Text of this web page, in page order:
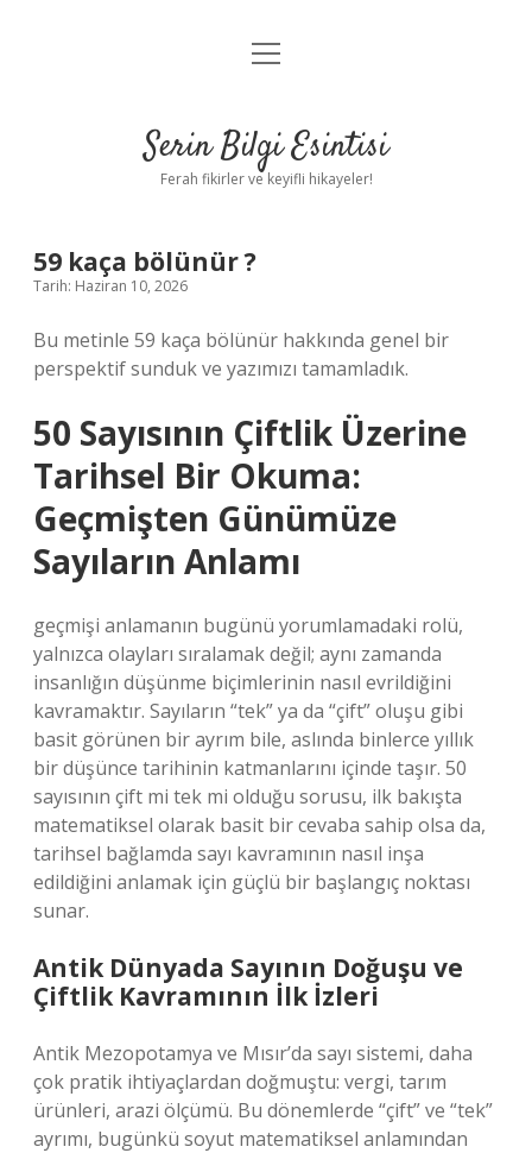
Anasayfa
Yasal Uyarı
menüyü
Serin Bilgi Esintisi
Ferah fikirler ve keyifli hikayeler!
59 kaça bölünür ?
Tarih: Haziran 10, 2026
Bu metinle 59 kaça bölünür hakkında genel bir
perspektif sunduk ve yazımızı tamamladık.
50 Sayısının Çiftlik Üzerine
Tarihsel Bir Okuma:
Geçmişten Günümüze
Sayıların Anlamı
geçmişi anlamanın bugünü yorumlamadaki rolü,
yalnızca olayları sıralamak değil; aynı zamanda
insanlığın düşünme biçimlerinin nasıl evrildiğini
kavramaktır. Sayıların “tek” ya da “çift” oluşu gibi
basit görünen bir ayrım bile, aslında binlerce yıllık
bir düşünce tarihinin katmanlarını içinde taşır. 50
sayısının çift mi tek mi olduğu sorusu, ilk bakışta
matematiksel olarak basit bir cevaba sahip olsa da,
tarihsel bağlamda sayı kavramının nasıl inşa
edildiğini anlamak için güçlü bir başlangıç noktası
sunar.
Antik Dünyada Sayının Doğuşu ve
Çiftlik Kavramının İlk İzleri
Antik Mezopotamya ve Mısır’da sayı sistemi, daha
çok pratik ihtiyaçlardan doğmuştu: vergi, tarım
ürünleri, arazi ölçümü. Bu dönemlerde “çift” ve “tek”
ayrımı, bugünkü soyut matematiksel anlamından